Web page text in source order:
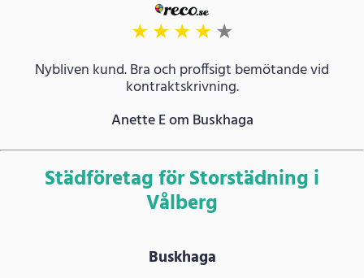
★★★★★
Nybliven kund. Bra och proffsigt bemötande vid
kontraktskrivning.
Anette E om Buskhaga
Städföretag för Storstädning i
Vålberg
Buskhaga